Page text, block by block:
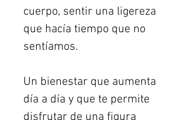
cuerpo, sentir una ligereza
que hacía tiempo que no
sentíamos.
Un bienestar que aumenta
día a día y que te permite
disfrutar de una figura